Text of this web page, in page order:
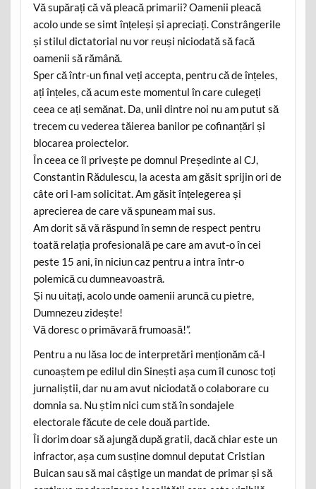
Vă supărați că vă pleacă primarii? Oamenii pleacă
acolo unde se simt înțeleși și apreciați. Constrângerile
și stilul dictatorial nu vor reuși niciodată să facă
oamenii să rămână.
Sper că într-un final veți accepta, pentru că de înțeles,
ați înțeles, că acum este momentul în care culegeți
ceea ce ați semănat. Da, unii dintre noi nu am putut să
trecem cu vederea tăierea banilor pe cofinanțări și
blocarea proiectelor.
În ceea ce îl privește pe domnul Președinte al CJ,
Constantin Rădulescu, la acesta am găsit sprijin ori de
câte ori l-am solicitat. Am găsit înțelegerea și
aprecierea de care vă spuneam mai sus.
Am dorit să vă răspund în semn de respect pentru
toată relația profesională pe care am avut-o în cei
peste 15 ani, în niciun caz pentru a intra într-o
polemică cu dumneavoastră.
Și nu uitați, acolo unde oamenii aruncă cu pietre,
Dumnezeu zidește!
Vă doresc o primăvară frumoasă!”.
Pentru a nu lăsa loc de interpretări menționăm că-l
cunoaștem pe edilul din Sinești așa cum îl cunosc toți
jurnaliștii, dar nu am avut niciodată o colaborare cu
domnia sa. Nu știm nici cum stă în sondajele
electorale făcute de cele două partide.
Îi dorim doar să ajungă după gratii, dacă chiar este un
infractor, așa cum susține domnul deputat Cristian
Buican sau să mai câștige un mandat de primar și să